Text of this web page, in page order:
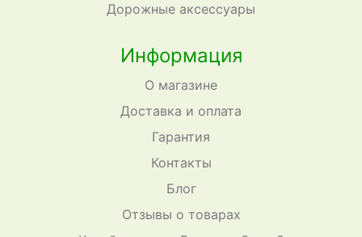
Дорожные аксессуары
Информация
О магазине
Доставка и оплата
Гарантия
Контакты
Блог
Отзывы о товарах